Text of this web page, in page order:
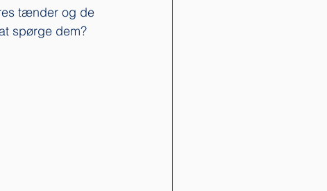
tænder og de
spørge dem?